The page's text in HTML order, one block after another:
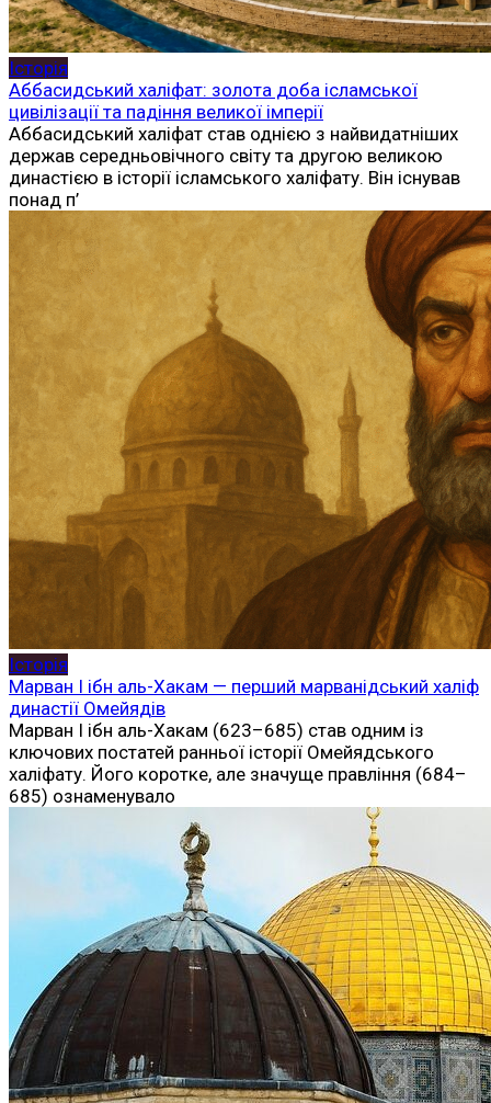
Історія
Аббасидський халіфат: золота доба ісламської
цивілізації та падіння великої імперії
Аббасидський халіфат став однією з найвидатніших
держав середньовічного світу та другою великою
династією в історії ісламського халіфату. Він існував
понад п’
Історія
Марван I ібн аль-Хакам — перший марванідський халіф
династії Омейядів
Марван I ібн аль-Хакам (623–685) став одним із
ключових постатей ранньої історії Омейядського
халіфату. Його коротке, але значуще правління (684–
685) ознаменувало